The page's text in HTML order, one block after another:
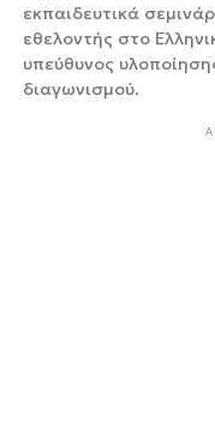
εκπαιδευτικά
εθελοντής στο
υπεύθυνος
διαγωνισμού.